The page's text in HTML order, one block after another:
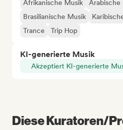
Afrikanische Musik
Arabische
Brasilianische Musik
Trance
Trip Hop
KI-generierte Musik
Akzeptiert KI-generierte
Diese Kuratoren/